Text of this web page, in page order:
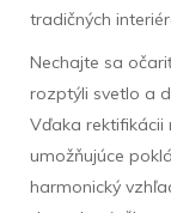
tradičných
Nechajte sa
rozptýli svetlo a
Vďaka rektifikácii
umožňujúce
harmonický